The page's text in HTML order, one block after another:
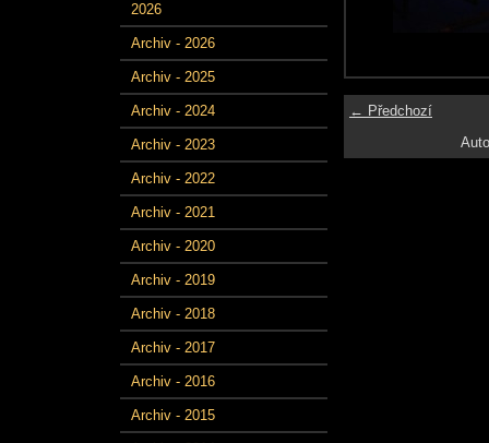
2026
Archiv - 2026
Archiv - 2025
Archiv - 2024
Archiv - 2023
Archiv - 2022
Archiv - 2021
Archiv - 2020
Archiv - 2019
Archiv - 2018
Archiv - 2017
Archiv - 2016
Archiv - 2015
← Předchozí